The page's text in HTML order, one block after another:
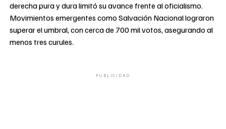
derecha pura y dura limitó su avance frente al oficialismo.
Movimientos emergentes como Salvación Nacional lograron
superar el umbral, con cerca de 700 mil votos, asegurando al
menos tres curules.
PUBLICIDAD